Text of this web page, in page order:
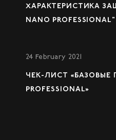
ХАРАКТЕРИСТИКА
NANO PROFESSIONAL"
24 February 2021
ЧЕК-ЛИСТ «БАЗОВЫЕ
PROFESSIONAL»